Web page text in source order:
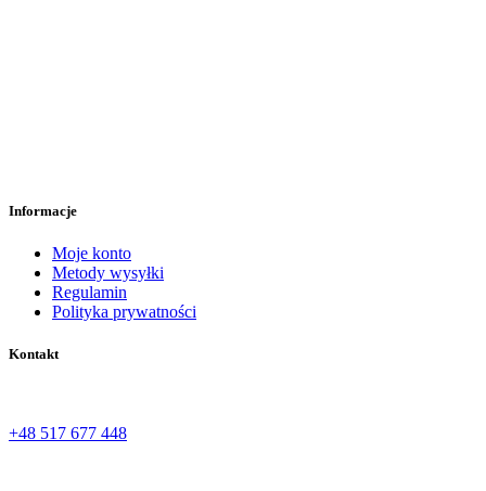
Informacje
Moje konto
Metody wysyłki
Regulamin
Polityka prywatności
Kontakt
+48 517 677 448‬